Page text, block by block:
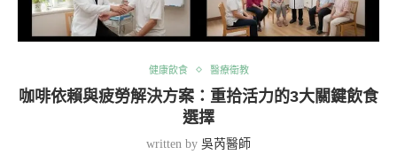
健康飲食 醫療衛教
咖啡依賴與疲勞解決方案：重拾活力的3大關鍵飲食
選擇
written by 吳芮醫師